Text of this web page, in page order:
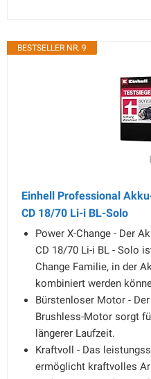
BESTSELLER NR. 9
Einhell Professional
CD 18/70 Li-i BL-Solo
Power X-Change - Der
CD 18/70 Li-i BL - Solo
Change Familie, in der
kombiniert werden
Bürstenloser Motor -
Brushless-Motor sorgt
längerer Laufzeit.
Kraftvoll - Das
ermöglicht kraftvolles